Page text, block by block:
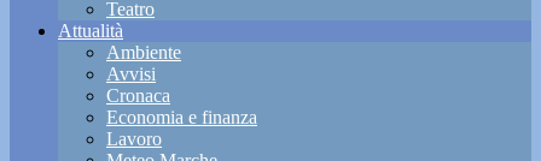
Teatro
Attualità
Ambiente
Avvisi
Cronaca
Economia e finanza
Lavoro